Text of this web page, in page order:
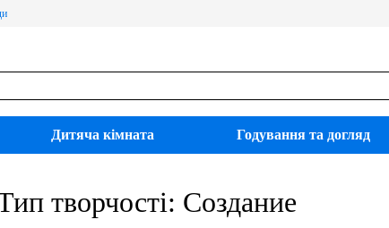
Дитяча кімната Годування та догляд
творчості: Создание